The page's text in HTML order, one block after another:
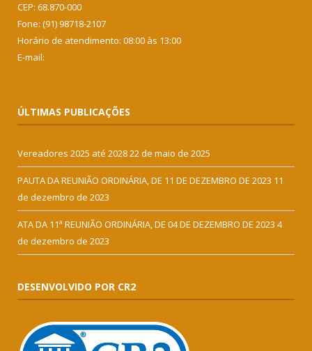
CEP: 68.870-000
Fone: (91) 98718-2107
Horário de atendimento: 08:00 às 13:00
E-mail:
ÚLTIMAS PUBLICAÇÕES
Vereadores 2025 até 202822 de maio de 2025
PAUTA DA REUNIÃO ORDINÁRIA, DE 11 DE DEZEMBRO DE 2023 11
de dezembro de 2023
ATA DA 11ª REUNIÃO ORDINÁRIA, DE 04 DE DEZEMBRO DE 2023 4
de dezembro de 2023
DESENVOLVIDO POR CR2